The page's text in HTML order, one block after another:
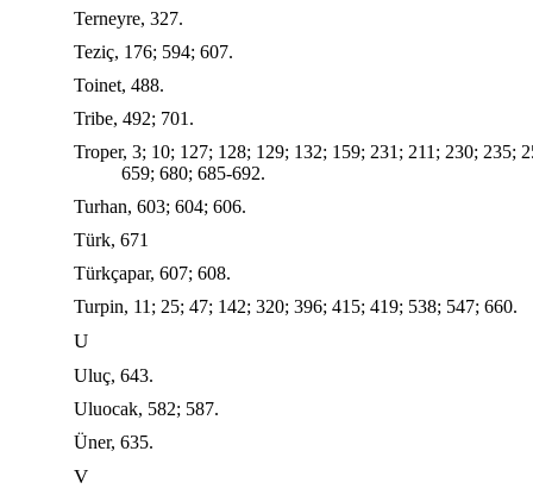
Terneyre, 327.
Teziç, 176; 594; 607.
Toinet, 488.
Tribe, 492; 701.
Troper, 3; 10; 127; 128; 129; 132; 159; 231; 211; 230; 235;
659; 680; 685-692.
Turhan, 603; 604; 606.
Türk, 671
Türkçapar, 607; 608.
Turpin, 11; 25; 47; 142; 320; 396; 415; 419; 538; 547; 660.
U
Uluç, 643.
Uluocak, 582; 587.
Üner, 635.
V